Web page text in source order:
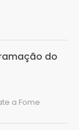
do
a Fome